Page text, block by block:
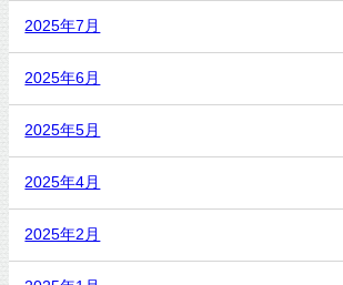
2025年7月
2025年6月
2025年5月
2025年4月
2025年2月